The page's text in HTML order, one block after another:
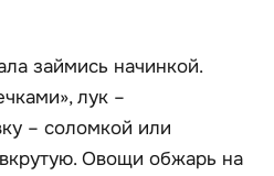
займись начинкой.
лук –
– соломкой или
Овощи обжарь на